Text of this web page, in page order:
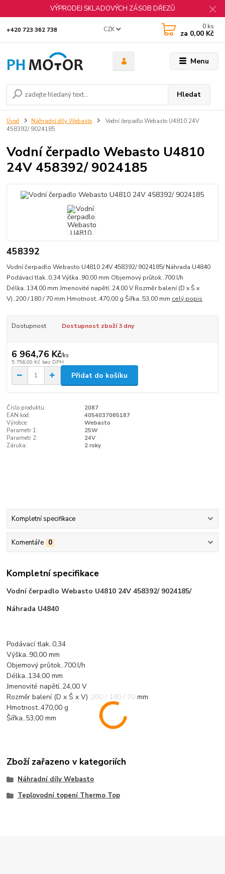
VÝPRODEJ SKLADOVÝCH ZÁSOB DŘEZŮ
Menu
CZK
Hledat
+420 723 362 738 0 ks
za 0,00 Kč
Úvod Náhradní díly Webasto
Vodní čerpadlo Webasto U4810 24V
458392/ 9024185
Vodní čerpadlo Webasto U4810
24V 458392/ 9024185
458392
Vodní čerpadlo Webasto U4810 24V 458392/ 9024185/ Náhrada U4840
Podávací tlak..0,34 Výška..90,00 mm Objemový průtok..700:l/h
Délka..134,00 mm Jmenovité napětí..24,00 V Rozměr balení (D x Š x
V)..200 / 180 / 70 mm Hmotnost..470,00 g Šířka..53,00 mm celý popis
Dostupnost Dostupnost zboží 3 dny
6 964,76 Kč/ks
5 756,00 Kč bez DPH
Přidat do košíku
Číslo produktu:
2087
EAN kód:
4054037065187
Výrobce:
Webasto
Parametr 1:
25W
Parametr 2:
24V
Záruka:
2 roky
Kompletní specifikace
Komentáře 0
Kompletní specifikace
Vodní čerpadlo Webasto U4810 24V 458392/ 9024185/
Náhrada U4840
Podávací tlak..0,34
Výška..90,00 mm
Objemový průtok..700:l/h
Délka..134,00 mm
Jmenovité napětí..24,00 V
Rozměr balení (D x Š x V)..200 / 180 / 70 mm
Hmotnost..470,00 g
Šířka..53,00 mm
Zboží zařazeno v kategoriích
Náhradní díly Webasto
Teplovodní topení Thermo Top